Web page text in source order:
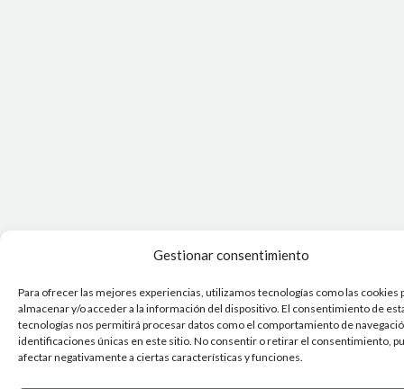
Gestionar consentimiento
Para ofrecer las mejores experiencias, utilizamos tecnologías como las cookies
almacenar y/o acceder a la información del dispositivo. El consentimiento de
tecnologías nos permitirá procesar datos como el comportamiento de
identificaciones únicas en este sitio. No consentir o retirar el consentimiento,
afectar negativamente a ciertas características y funciones.